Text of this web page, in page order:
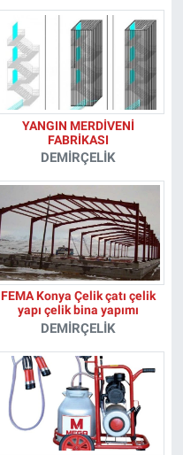
YANGIN MERDİVENİ
FABRİKASI
DEMIRÇELIK
FEMA Konya Çelik çatı çelik
yapı çelik bina yapımı
DEMIRÇELIK